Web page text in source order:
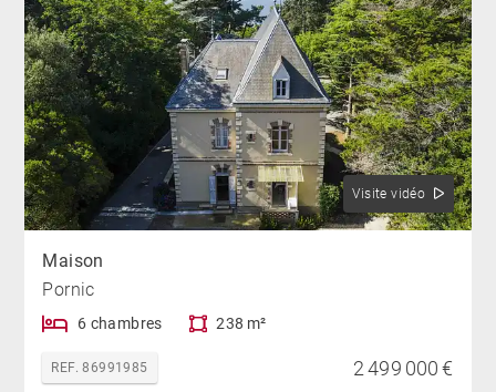
Visite vidéo
Maison
Pornic
6 chambres 238 m²
REF. 86991985 2 499 000 €